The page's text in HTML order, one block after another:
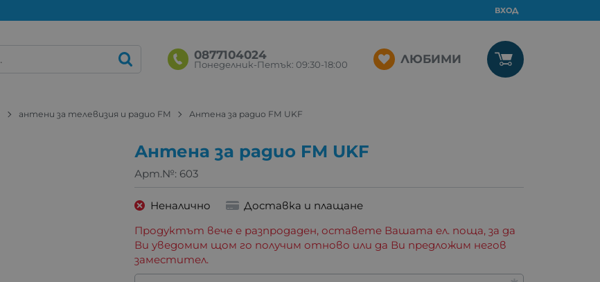
ВХОД
0877104024
Понеделник-Петък: 09:30-18:00 ЛЮБИМИ
антени за телевизия и радио FM Антена за радио FM UKF
Антена за радио FM UKF
Арт.№: 603
Неналично
Доставка и плащане
Продуктът вече е разпродаден, оставете Вашата ел. поща, за да
Ви уведомим щом го получим отново или да Ви предложим негов
заместител.